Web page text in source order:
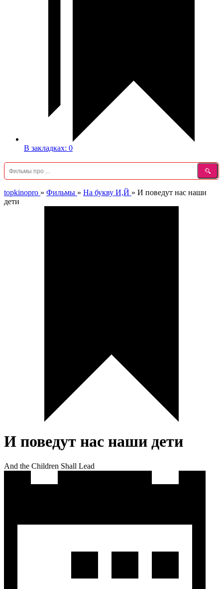
В закладках: 0
topkinopro » Фильмы » На букву И,Й » И поведут нас наши
дети
И поведут нас наши дети
And the Children Shall Lead